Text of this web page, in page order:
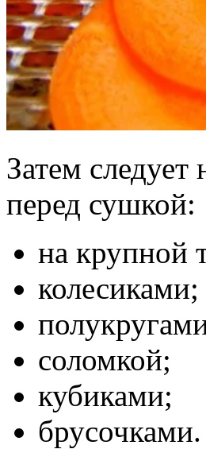
Затем
перед сушкой:
на крупной
колесиками;
соломкой;
кубиками;
брусочками.